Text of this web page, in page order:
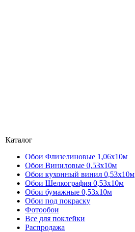
Каталог
Обои Флизелиновые 1,06х10м
Обои Виниловые 0,53х10м
Обои кухонный винил 0,53х10м
Обои Шелкография 0,53x10м
Обои бумажные 0,53х10м
Обои под покраску
Фотообои
Все для поклейки
Распродажа